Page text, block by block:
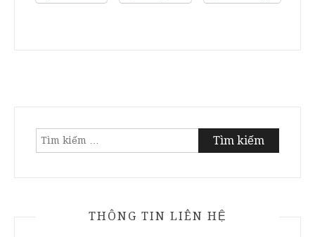
Tìm
kiếm
THÔNG TIN LIÊN HỆ